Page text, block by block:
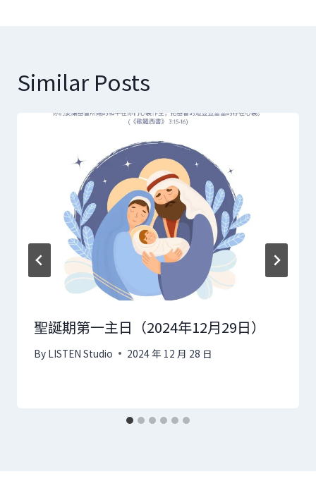
Similar Posts
聖誕期第一主日（2024年12月29日）
By LISTEN Studio 2024 年 12 月 28 日